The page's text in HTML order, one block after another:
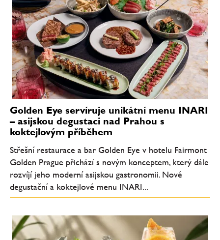
Golden Eye servíruje unikátní menu INARI
– asijskou degustaci nad Prahou s
koktejlovým příběhem
Střešní restaurace a bar Golden Eye v hotelu Fairmont
Golden Prague přichází s novým konceptem, který dále
rozvíjí jeho moderní asijskou gastronomii. Nové
degustační a koktejlové menu INARI...